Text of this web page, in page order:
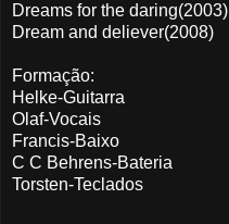
Dreams for the daring(2003)
Dream and deliever(2008)
Formação:
Helke-Guitarra
Olaf-Vocais
Francis-Baixo
C C Behrens-Bateria
Torsten-Teclados